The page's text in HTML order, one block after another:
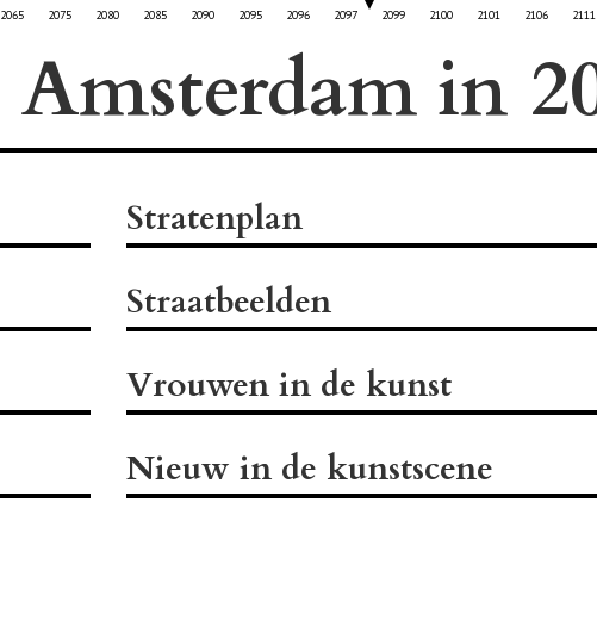
2065 2075 2080 2085 2090 2095 2096 2097 2099 2100 2101 2106 2111
Amsterdam in
Stratenplan
Straatbeelden
Vrouwen in de kunst
Nieuw in de kunstscene